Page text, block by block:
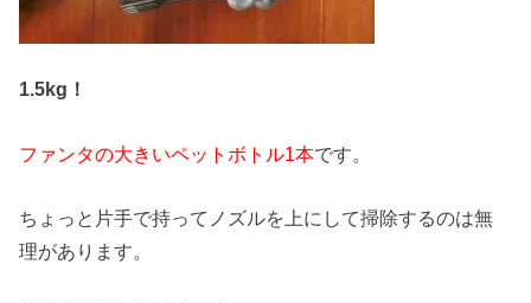
1.5kg！
ファンタの大きいペットボトル1本です。
ちょっと片手で持ってノズルを上にして掃除するのは無
理があります。